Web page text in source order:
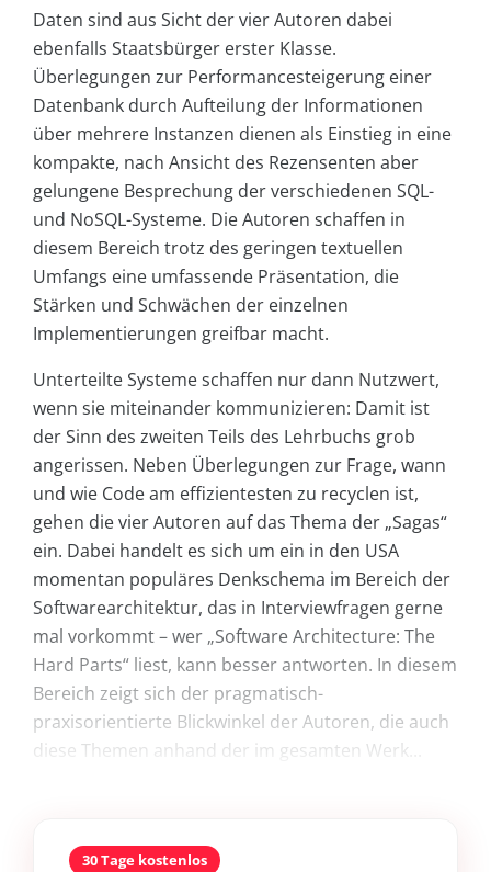
Daten sind aus Sicht der vier Autoren dabei
ebenfalls Staatsbürger erster Klasse.
Überlegungen zur Performancesteigerung einer
Datenbank durch Aufteilung der Informationen
über mehrere Instanzen dienen als Einstieg in eine
kompakte, nach Ansicht des Rezensenten aber
gelungene Besprechung der verschiedenen SQL-
und NoSQL-Systeme. Die Autoren schaffen in
diesem Bereich trotz des geringen textuellen
Umfangs eine umfassende Präsentation, die
Stärken und Schwächen der einzelnen
Implementierungen greifbar macht.
Unterteilte Systeme schaffen nur dann Nutzwert,
wenn sie miteinander kommunizieren: Damit ist
der Sinn des zweiten Teils des Lehrbuchs grob
angerissen. Neben Überlegungen zur Frage, wann
und wie Code am effizientesten zu recyclen ist,
gehen die vier Autoren auf das Thema der „Sagas“
ein. Dabei handelt es sich um ein in den USA
momentan populäres Denkschema im Bereich der
Softwarearchitektur, das in Interviewfragen gerne
mal vorkommt – wer „Software Architecture: The
Hard Parts“ liest, kann besser antworten. In diesem
Bereich zeigt sich der pragmatisch-
praxisorientierte Blickwinkel der Autoren, die auch
diese Themen anhand der im gesamten Werk...
30 Tage kostenlos